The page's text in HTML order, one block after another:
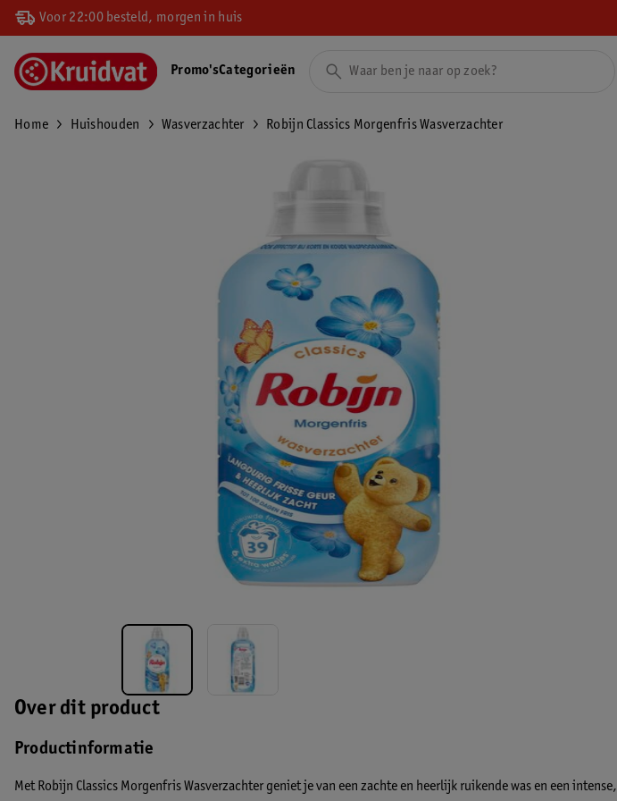
Voor 22:00 besteld, morgen in huis
Promo'sCategorieën
Home Huishouden Wasverzachter Robijn Classics Morgenfris Wasverzachter
Over dit product
Productinformatie
Met Robijn Classics Morgenfris Wasverzachter geniet je van een zachte en heerlijk ruikende was en een intense,